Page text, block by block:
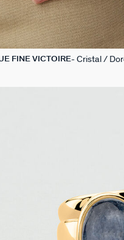
FINE VICTOIRE Cristal /